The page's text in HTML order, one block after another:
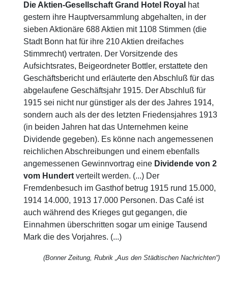
Die Aktien-Gesellschaft Grand Hotel Royal hat
gestern ihre Hauptversammlung abgehalten, in der
sieben Aktionäre 688 Aktien mit 1108 Stimmen (die
Stadt Bonn hat für ihre 210 Aktien dreifaches
Stimmrecht) vertraten. Der Vorsitzende des
Aufsichtsrates, Beigeordneter Bottler, erstattete den
Geschäftsbericht und erläuterte den Abschluß für das
abgelaufene Geschäftsjahr 1915. Der Abschluß für
1915 sei nicht nur günstiger als der des Jahres 1914,
sondern auch als der des letzten Friedensjahres 1913
(in beiden Jahren hat das Unternehmen keine
Dividende gegeben). Es könne nach angemessenen
reichlichen Abschreibungen und einem ebenfalls
angemessenen Gewinnvortrag eine Dividende von 2
vom Hundert verteilt werden. (...) Der
Fremdenbesuch im Gasthof betrug 1915 rund 15.000,
1914 14.000, 1913 17.000 Personen. Das Café ist
auch während des Krieges gut gegangen, die
Einnahmen überschritten sogar um einige Tausend
Mark die des Vorjahres. (...)
(Bonner Zeitung, Rubrik „Aus den Städtischen Nachrichten“)